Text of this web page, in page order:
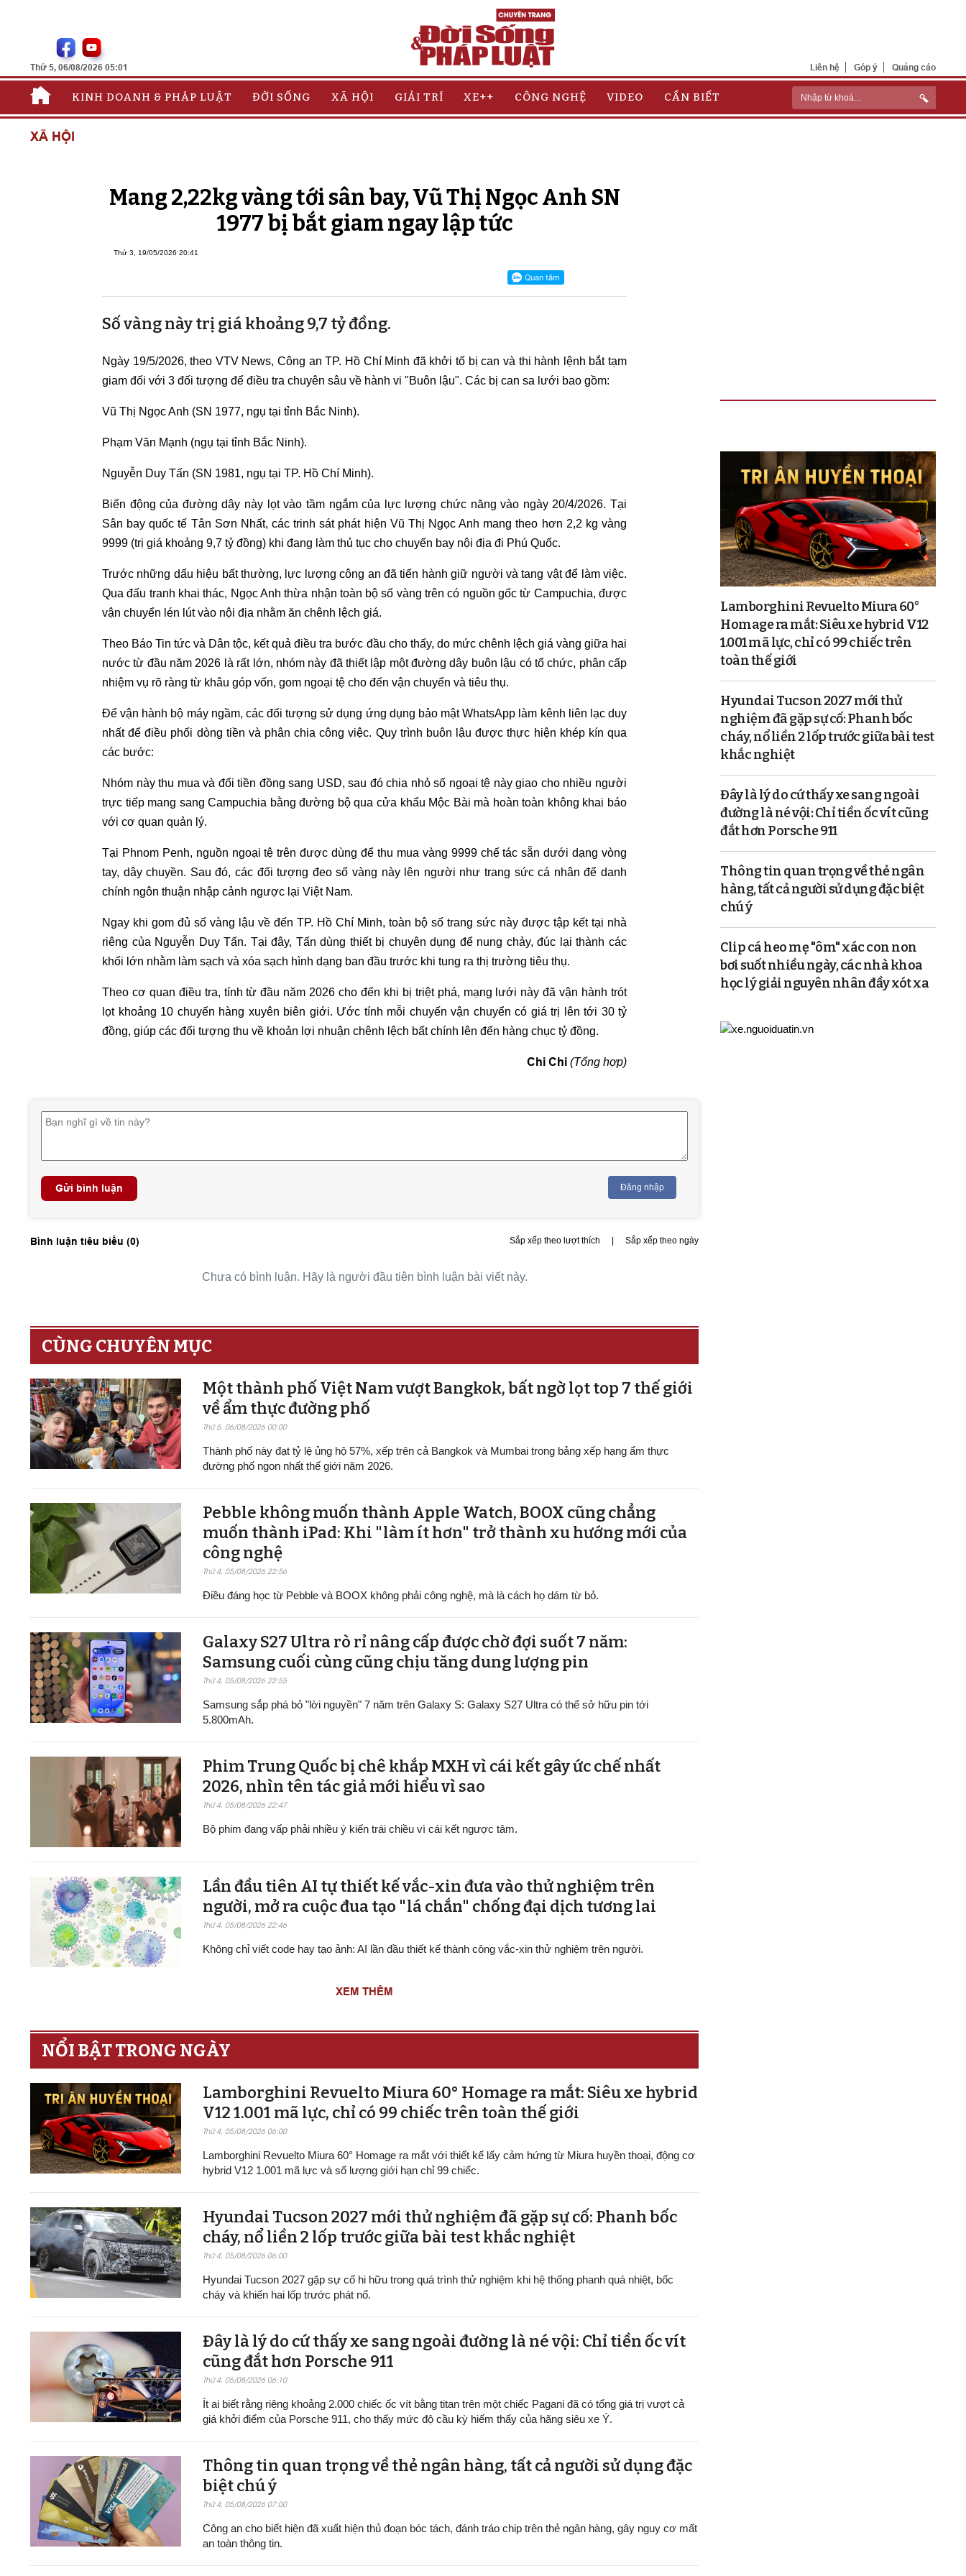
Thứ 5, 06/08/2026 05:01 Liên hệ Góp ý Quảng cáo
KINH DOANH & PHÁP LUẬT ĐỜI SỐNG XÃ HỘI GIẢI TRÍ XE++ CÔNG NGHỆ VIDEO CẦN BIẾT
XÃ HỘI
Mang 2,22kg vàng tới sân bay, Vũ Thị Ngọc Anh SN
1977 bị bắt giam ngay lập tức
Thứ 3, 19/05/2026 20:41
Số vàng này trị giá khoảng 9,7 tỷ đồng.
Ngày 19/5/2026, theo VTV News, Công an TP. Hồ Chí Minh đã khởi tố bị can và thi hành lệnh bắt tạm
giam đối với 3 đối tượng để điều tra chuyên sâu về hành vi "Buôn lậu". Các bị can sa lưới bao gồm:
Vũ Thị Ngọc Anh (SN 1977, ngụ tại tỉnh Bắc Ninh).
Phạm Văn Mạnh (ngụ tại tỉnh Bắc Ninh).
Nguyễn Duy Tấn (SN 1981, ngụ tại TP. Hồ Chí Minh).
Biến động của đường dây này lọt vào tầm ngắm của lực lượng chức năng vào ngày 20/4/2026. Tại
Sân bay quốc tế Tân Sơn Nhất, các trinh sát phát hiện Vũ Thị Ngọc Anh mang theo hơn 2,2 kg vàng
9999 (trị giá khoảng 9,7 tỷ đồng) khi đang làm thủ tục cho chuyến bay nội địa đi Phú Quốc.
Trước những dấu hiệu bất thường, lực lượng công an đã tiến hành giữ người và tang vật để làm việc.
Qua đấu tranh khai thác, Ngọc Anh thừa nhận toàn bộ số vàng trên có nguồn gốc từ Campuchia, được
vận chuyển lén lút vào nội địa nhằm ăn chênh lệch giá.
Theo Báo Tin tức và Dân tộc, kết quả điều tra bước đầu cho thấy, do mức chênh lệch giá vàng giữa hai
nước từ đầu năm 2026 là rất lớn, nhóm này đã thiết lập một đường dây buôn lậu có tổ chức, phân cấp
nhiệm vụ rõ ràng từ khâu góp vốn, gom ngoại tệ cho đến vận chuyển và tiêu thụ.
Để vận hành bộ máy ngầm, các đối tượng sử dụng ứng dụng bảo mậtWhatsApp làm kênh liên lạc duy
nhất để điều phối dòng tiền và phân chia công việc. Quy trình buôn lậu được thực hiện khép kín qua
các bước:
Nhóm này thu mua và đổi tiền đồng sang USD, sau đó chia nhỏ số ngoại tệ này giao cho nhiều người
trực tiếp mang sang Campuchia bằng đường bộ qua cửa khẩu Mộc Bài mà hoàn toàn không khai báo
với cơ quan quản lý.
Tại Phnom Penh, nguồn ngoại tệ trên được dùng để thu mua vàng 9999 chế tác sẵn dưới dạng vòng
tay, dây chuyền. Sau đó, các đối tượng đeo số vàng này lên người như trang sức cá nhân để danh
chính ngôn thuận nhập cảnh ngược lại Việt Nam.
Ngay khi gom đủ số vàng lậu về đến TP. Hồ Chí Minh, toàn bộ số trang sức này được tập kết tại nhà
riêng của Nguyễn Duy Tấn. Tại đây, Tấn dùng thiết bị chuyên dụng để nung chảy, đúc lại thành các
khối lớn nhằm làm sạch và xóa sạch hình dạng ban đầu trước khi tung ra thị trường tiêu thụ.
Theo cơ quan điều tra, tính từ đầu năm 2026 cho đến khi bị triệt phá, mạng lưới này đã vận hành trót
lọt khoảng 10 chuyến hàng xuyên biên giới. Ước tính mỗi chuyến vận chuyển có giá trị lên tới 30 tỷ
đồng, giúp các đối tượng thu về khoản lợi nhuận chênh lệch bất chính lên đến hàng chục tỷ đồng.
Chi Chi (Tổng hợp)
Gửi bình luận Đăng nhập
Bình luận tiêu biểu (0) Sắp xếp theo lượt thích Sắp xếp theo ngày
Chưa có bình luận. Hãy là người đầu tiên bình luận bài viết này.
CÙNG CHUYÊN MỤC
Một thành phố Việt Nam vượt Bangkok, bất ngờ lọt top 7 thế giới
về ẩm thực đường phố
Thứ 5, 06/08/2026 00:00
Thành phố này đạt tỷ lệ ủng hộ 57%, xếp trên cả Bangkok và Mumbai trong bảng xếp hạng ẩm thực
đường phố ngon nhất thế giới năm 2026.
Pebble không muốn thành Apple Watch, BOOX cũng chẳng
muốn thành iPad: Khi "làm ít hơn" trở thành xu hướng mới của
công nghệ
Thứ 4, 05/08/2026 22:56
Điều đáng học từ Pebble và BOOX không phải công nghệ, mà là cách họ dám từ bỏ.
Galaxy S27 Ultra rò rỉ nâng cấp được chờ đợi suốt 7 năm:
Samsung cuối cùng cũng chịu tăng dung lượng pin
Thứ 4, 05/08/2026 22:55
Samsung sắp phá bỏ "lời nguyền" 7 năm trên Galaxy S: Galaxy S27 Ultra có thể sở hữu pin tới
5.800mAh.
Phim Trung Quốc bị chê khắp MXH vì cái kết gây ức chế nhất
2026, nhìn tên tác giả mới hiểu vì sao
Thứ 4, 05/08/2026 22:47
Bộ phim đang vấp phải nhiều ý kiến trái chiều vì cái kết ngược tâm.
Lần đầu tiên AI tự thiết kế vắc-xin đưa vào thử nghiệm trên
người, mở ra cuộc đua tạo "lá chắn" chống đại dịch tương lai
Thứ 4, 05/08/2026 22:46
Không chỉ viết code hay tạo ảnh: AI lần đầu thiết kế thành công vắc-xin thử nghiệm trên người.
XEM THÊM
NỔI BẬT TRONG NGÀY
Lamborghini Revuelto Miura 60° Homage ra mắt: Siêu xe hybrid
V12 1.001 mã lực, chỉ có 99 chiếc trên toàn thế giới
Thứ 4, 05/08/2026 06:00
Lamborghini Revuelto Miura 60° Homage ra mắt với thiết kế lấy cảm hứng từ Miura huyền thoại, động cơ
hybrid V12 1.001 mã lực và số lượng giới hạn chỉ 99 chiếc.
Hyundai Tucson 2027 mới thử nghiệm đã gặp sự cố: Phanh bốc
cháy, nổ liền 2 lốp trước giữa bài test khắc nghiệt
Thứ 4, 05/08/2026 06:00
Hyundai Tucson 2027 gặp sự cố hi hữu trong quá trình thử nghiệm khi hệ thống phanh quá nhiệt, bốc
cháy và khiến hai lốp trước phát nổ.
Đây là lý do cứ thấy xe sang ngoài đường là né vội: Chỉ tiền ốc vít
cũng đắt hơn Porsche 911
Thứ 4, 05/08/2026 06:10
Ít ai biết rằng riêng khoảng 2.000 chiếc ốc vít bằng titan trên một chiếc Pagani đã có tổng giá trị vượt cả
giá khởi điểm của Porsche 911, cho thấy mức độ cầu kỳ hiếm thấy của hãng siêu xe Ý.
Thông tin quan trọng về thẻ ngân hàng, tất cả người sử dụng đặc
biệt chú ý
Thứ 4, 05/08/2026 07:00
Công an cho biết hiện đã xuất hiện thủ đoạn bóc tách, đánh tráo chip trên thẻ ngân hàng, gây nguy cơ mất
an toàn thông tin.
Lamborghini Revuelto Miura 60°
Homage ra mắt: Siêu xe hybrid V12
1.001 mã lực, chỉ có 99 chiếc trên
toàn thế giới
Hyundai Tucson 2027 mới thử
nghiệm đã gặp sự cố: Phanh bốc
cháy, nổ liền 2 lốp trước giữa bài test
khắc nghiệt
Đây là lý do cứ thấy xe sang ngoài
đường là né vội: Chỉ tiền ốc vít cũng
đắt hơn Porsche 911
Thông tin quan trọng về thẻ ngân
hàng, tất cả người sử dụng đặc biệt
chú ý
Clip cá heo mẹ "ôm" xác con non
bơi suốt nhiều ngày, các nhà khoa
học lý giải nguyên nhân đầy xót xa